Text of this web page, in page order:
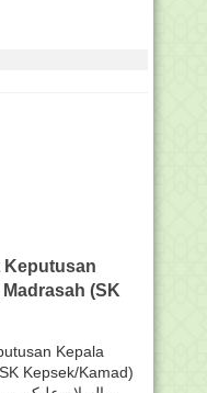
(SK
Kepala
Kepsek/Kamad)